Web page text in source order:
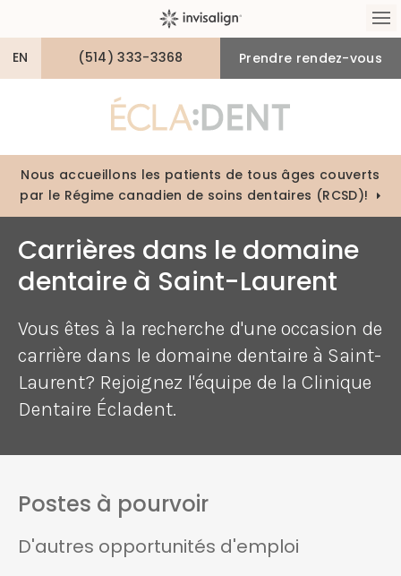
EN (514) 333-3368 Prendre rendez-vous
Nous accueillons les patients de tous âges couverts
par le Régime canadien de soins dentaires (RCSD)!
Carrières dans le domaine
dentaire à Saint-Laurent
Vous êtes à la recherche d'une occasion de
carrière dans le domaine dentaire à Saint-
Laurent? Rejoignez l'équipe de la Clinique
Dentaire Écladent.
Postes à pourvoir
D'autres opportunités d'emploi